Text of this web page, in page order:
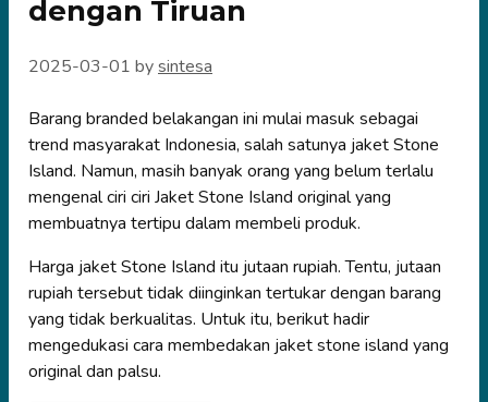
dengan Tiruan
2025-03-01 bysintesa
Barang branded belakangan ini mulai masuk sebagai
trend masyarakat Indonesia, salah satunya jaket Stone
Island. Namun, masih banyak orang yang belum terlalu
mengenal ciri ciri Jaket Stone Island original yang
membuatnya tertipu dalam membeli produk.
Harga jaket Stone Island itu jutaan rupiah. Tentu, jutaan
rupiah tersebut tidak diinginkan tertukar dengan barang
yang tidak berkualitas. Untuk itu, berikut hadir
mengedukasi cara membedakan jaket stone island yang
original dan palsu.